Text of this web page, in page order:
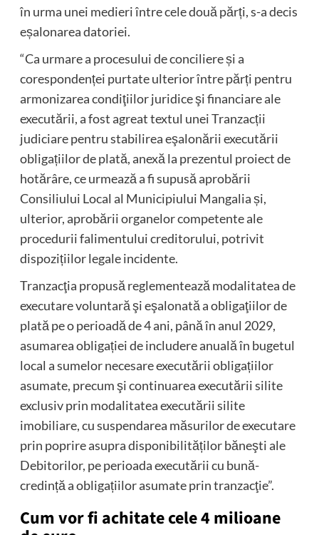
în urma unei medieri între cele două părți, s-a decis
eșalonarea datoriei.
“Ca urmare a procesului de conciliere și a
corespondenței purtate ulterior între părți pentru
armonizarea condiţiilor juridice şi financiare ale
executării, a fost agreat textul unei Tranzacții
judiciare pentru stabilirea eşalonării executării
obligațiilor de plată, anexă la prezentul proiect de
hotărâre, ce urmează a fi supusă aprobării
Consiliului Local al Municipiului Mangalia și,
ulterior, aprobării organelor competente ale
procedurii falimentului creditorului, potrivit
dispozițiilor legale incidente.
Tranzacţia propusă reglementează modalitatea de
executare voluntară şi eşalonată a obligaţiilor de
plată pe o perioadă de 4 ani, până în anul 2029,
asumarea obligației de includere anuală în bugetul
local a sumelor necesare executării obligațiilor
asumate, precum şi continuarea executării silite
exclusiv prin modalitatea executării silite
imobiliare, cu suspendarea măsurilor de executare
prin poprire asupra disponibilităților băneşti ale
Debitorilor, pe perioada executării cu bună-
credință a obligațiilor asumate prin tranzacţie”.
Cum vor fi achitate cele 4 milioane